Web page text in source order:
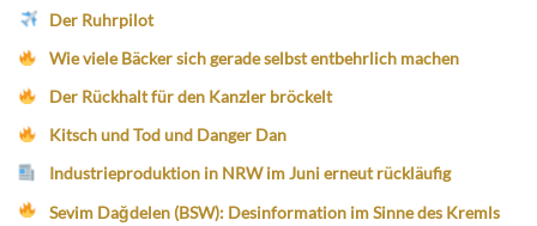
Der Ruhrpilot
Wie viele Bäcker sich gerade selbst entbehrlich machen
Der Rückhalt für den Kanzler bröckelt
Kitsch und Tod und Danger Dan
Industrieproduktion in NRW im Juni erneut rückläufig
Sevim Dağdelen (BSW): Desinformation im Sinne des Kremls